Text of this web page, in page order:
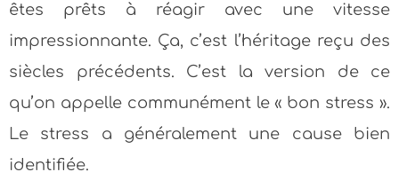
êtes prêts à réagir avec une vitesse
impressionnante. Ça, c’est l’héritage reçu des
siècles précédents. C’est la version de ce
qu’on appelle communément le « bon stress ».
Le stress a généralement une cause bien
identifiée.